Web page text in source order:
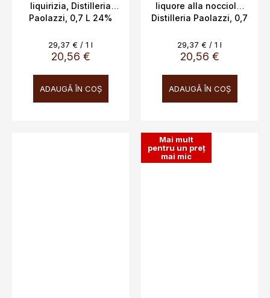
liquirizia, Distilleria
Paolazzi, 0,7 L 24%
20,56 €
Evaluare
preţ:
29,37 € / 1 l
ADAUGĂ ÎN COŞ
liquore alla nocciola,
Distilleria Paolazzi, 0,7
20,56 €
Evaluare
preţ:
29,37 € / 1 l
ADAUGĂ ÎN COŞ
Mai mult
pentru un preț
mai mic